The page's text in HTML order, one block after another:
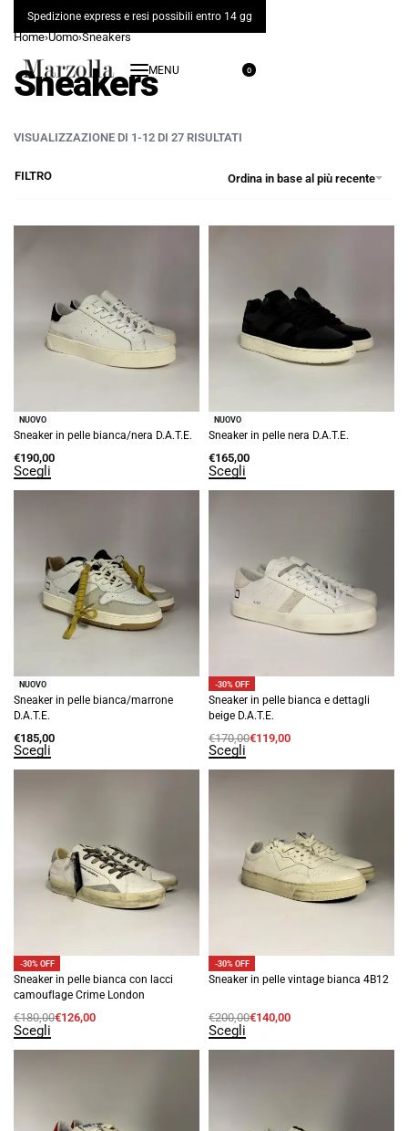
Spedizione express e resi possibili entro 14 gg
0
Home›Uomo›Sneakers
Sneakers
VISUALIZZAZIONE DI 1-12 DI 27 RISULTATI
Ordina in base al più recente
FILTRO
NUOVO
Sneaker in pelle bianca/nera D.A.T.E.
€190,00
Scegli
NUOVO
Sneaker in pelle nera D.A.T.E.
€165,00
Scegli
NUOVO
Sneaker in pelle bianca/marrone
D.A.T.E.
€185,00
Scegli
-30% OFF
Sneaker in pelle bianca e dettagli
beige D.A.T.E.
€170,00€119,00
Scegli
-30% OFF
Sneaker in pelle bianca con lacci
camouflage Crime London
€180,00€126,00
Scegli
-30% OFF
Sneaker in pelle vintage bianca 4B12
€200,00€140,00
Scegli